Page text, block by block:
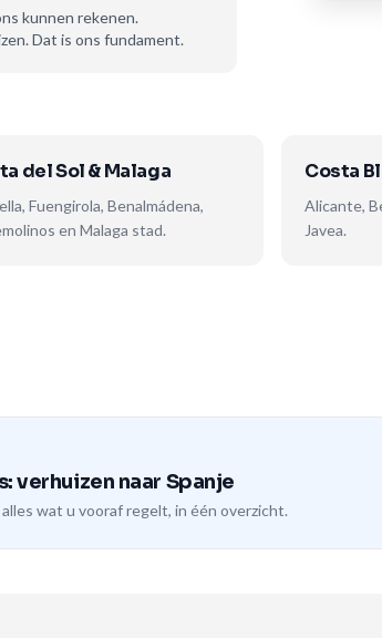
kunnen rekenen.
Dat is ons fundament.
del Sol & Malaga
Fuengirola, Benalmádena,
en Malaga stad.
Costa
Alicante,
Javea.
verhuizen naar Spanje
wat u vooraf regelt, in één overzicht.